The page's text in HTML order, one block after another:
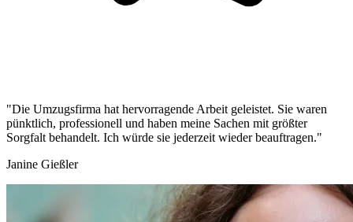
"Die Umzugsfirma hat hervorragende Arbeit geleistet. Sie waren
pünktlich, professionell und haben meine Sachen mit größter
Sorgfalt behandelt. Ich würde sie jederzeit wieder beauftragen."
Janine Gießler